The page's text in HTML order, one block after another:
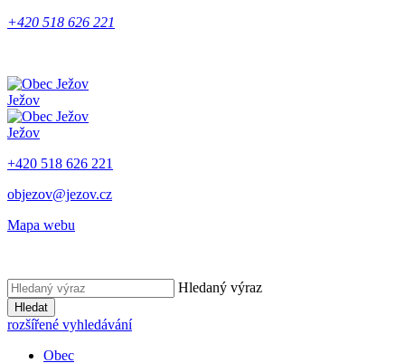
+420 518 626 221
Ježov
Ježov
+420 518 626 221
objezov@jezov.cz
Mapa webu
Hledaný výraz
Hledat
rozšířené vyhledávání
Obec